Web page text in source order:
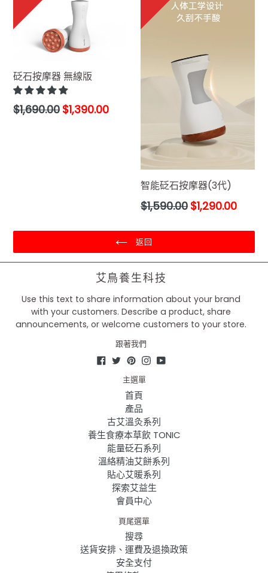
砭石按摩器 無線版
售
$1,690.00 $1,390.00
智能砭石按摩器(3代)
售
$1,590.00 $1,290.00
返回
艾鳥養生科技
Use this text to share information about your brand
with your customers. Describe a product, share
announcements, or welcome customers to your store.
跟著我們
Facebook
TwitterPinterest
Instagram
YouTube
主選單
首頁
產品
古艾溫灸系列
養生食療本草飲 TONIC
能量砭石系列
溫絡精油艾餅系列
貼心艾暖系列
探索艾益生
會員中心
頁尾選單
搜尋
送貨安排、運費及退換政策
安全支付